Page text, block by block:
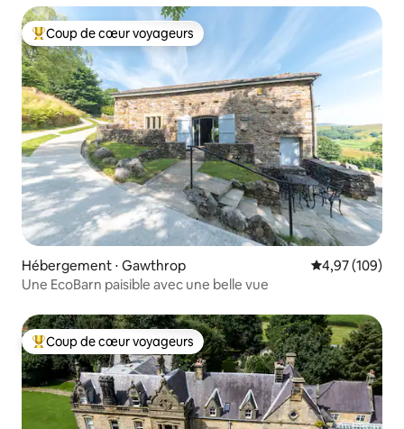
Coups de cœur voyageurs les plus appréciés
Coup de cœur voyageurs
Hébergement ⋅ Gawthrop Évaluation
4,97 (109)
Une EcoBarn paisible avec une belle vue
Coups de cœur voyageurs les plus appréciés
Coup de cœur voyageurs